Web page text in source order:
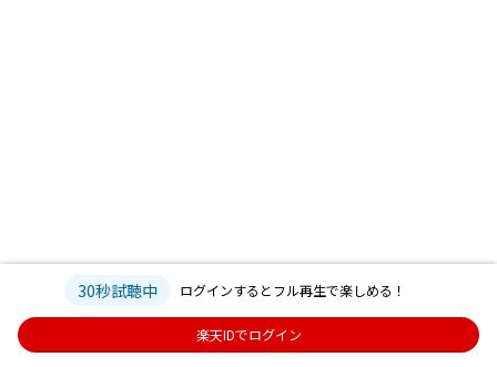
30秒試聴中 ログインするとフル再生で楽しめる！
楽天IDでログイン